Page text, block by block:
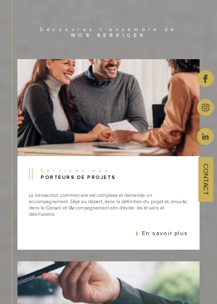
CONTACT
Découvrez l'ensemble de
NOS SERVICES
Services aux
PORTEURS DE PROJETS
La transaction commerciale est complexe et demande un
accompagnement. Déjà au départ, dans la définition du projet et, ensuite,
dans le Conseil et l'Accompagnement afin d'éviter les écueils et
désillusions.
En savoir plus